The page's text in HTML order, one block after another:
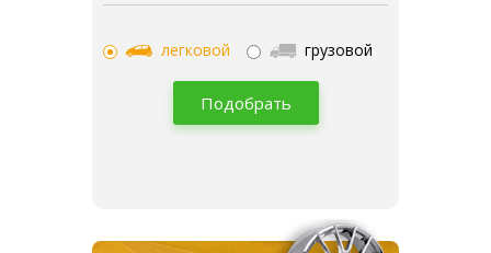
легковой грузовой
Подобрать